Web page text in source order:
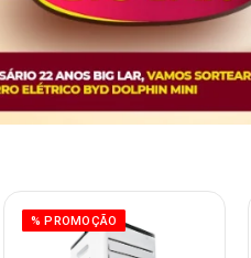
% PROMOÇÃO